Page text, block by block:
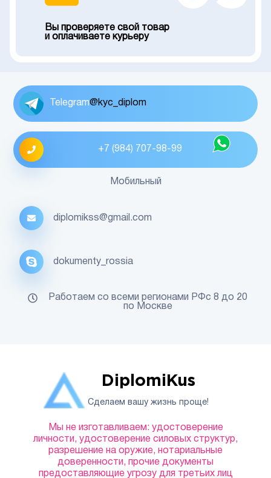
Вы проверяете свой товар
и оплачиваете курьеру
DiplomiKus
Сделаем вашу жизнь проще!
Мы не изготавливаем: удостоверение
личности, удостоверение силовых структур,
разрешение на оружие, нотариальные
доверенности, прочие документы
предоставляющие угрозу для третьих лиц
Telegram@kyc_diplom
+7 (984) 707-98-99
Мобильный
diplomikss@gmail.com
dokumenty_rossia
Работаем со всеми регионами РФс 8 до 20
по Москве